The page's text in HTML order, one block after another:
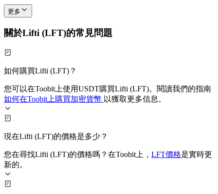
更多
關於Lifti (LFT)的常見問題
如何購買Lifti (LFT)？
您可以在Toobit上使用USDT購買Lifti (LFT)。閱讀我們的指南
如何在Toobit上購買加密貨幣 以獲取更多信息。
現在Lifti (LFT)的價格是多少？
您在尋找Lifti (LFT)的價格嗎？在Toobit上， LFT價格是實時更
新的。